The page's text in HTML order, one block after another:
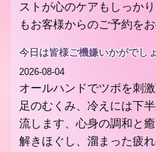
ストが心のケアもしっか
もお客様からのご予約を
今日は皆様ご機嫌いかがでし
2026-08-04
オールハンドでツボを刺
足のむくみ、冷えには下
流します、心身の調和と
解きほぐし、溜まった疲